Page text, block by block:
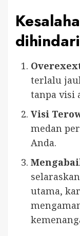
dihindari
terlalu
tanpa visi
Visi
medan
Anda.
utama,